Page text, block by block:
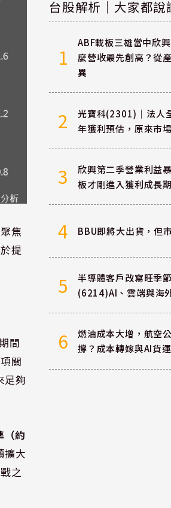
焦
提
間
關
足夠
（約
擴大
之
台股解析｜大家都說
1
ABF載板三雄當中欣
麼營收最先創高？從
異
2
光寶科(2301)｜法人
年獲利預估，原來市
3
欣興第二季營業利益
板才剛進入獲利成長
4 BBU即將大出貨，但
5
半導體客戶改寫旺季
(6214)AI、雲端與海
6
燃油成本大增，航空
撐？成本轉嫁與AI貨